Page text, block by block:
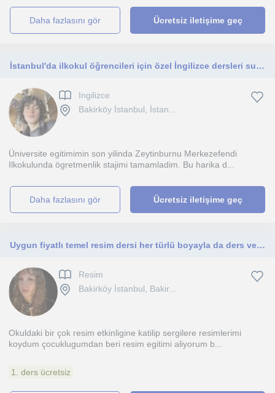
daha fazlasını gör Ücretsiz iletişime geç
İstanbul'da ilkokul öğrencileri için özel İngilizce dersleri sunan yeni mezun anadili Türkçe olan öğretmen
Ingilizce
Bakirköy İstanbul, İstan...
Üniversite egitimimin son yilinda Zeytinburnu Merkezefendi
Ilkokulunda ögretmenlik stajimi tamamladim. Bu harika d...
daha fazlasını gör Ücretsiz iletişime geç
Uygun fiyatlı temel resim dersi her türlü boyayla da ders veririm
Resim
Bakirköy İstanbul, Bakir...
Okuldaki bir çok resim etkinligine katilip sergilere resimlerimi
koydum çocuklugumdan beri resim egitimi aliyorum b...
1. ders ücretsiz